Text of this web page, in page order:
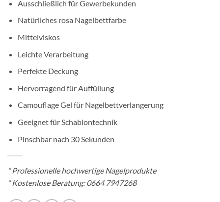
Ausschließlich für Gewerbekunden
Natürliches rosa Nagelbettfarbe
Mittelviskos
Leichte Verarbeitung
Perfekte Deckung
Hervorragend für Auffüllung
Camouflage Gel für Nagelbettverlangerung
Geeignet für Schablontechnik
Pinschbar nach 30 Sekunden
*Professionelle hochwertige Nagelprodukte
* Kostenlose Beratung:0664 7947268